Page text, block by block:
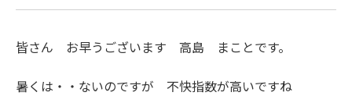
皆さん お早うございます 高島 まことです。
暑くは・・ないのですが 不快指数が高いですね